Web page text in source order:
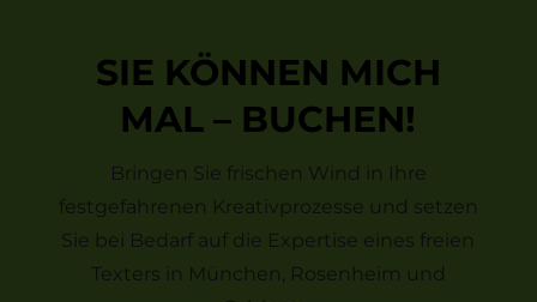
SIE KÖNNEN MICH
MAL – BUCHEN!
Bringen Sie frischen Wind in Ihre
festgefahrenen Kreativprozesse und setzen
Sie bei Bedarf auf die Expertise eines freien
Texters in München, Rosenheim und